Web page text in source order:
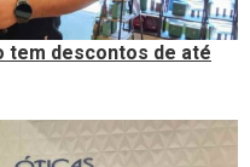
tem descontos de até